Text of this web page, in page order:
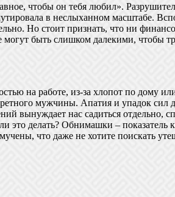
чтобы он тебя любил».
в неслыханном масштабе.
Но стоит признать, что ни
быть слишком далекими, чтобы
на работе, из-за хлопот по дому
мужчины. Апатия и упадок
вынуждает нас садиться отдельно,
это делать? Обнимашки –
что даже не хотите поискать